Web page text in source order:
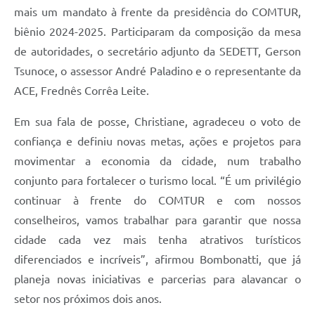
mais um mandato à frente da presidência do COMTUR,
biênio 2024-2025. Participaram da composição da mesa
de autoridades, o secretário adjunto da SEDETT, Gerson
Tsunoce, o assessor André Paladino e o representante da
ACE, Frednês Corrêa Leite.
Em sua fala de posse, Christiane, agradeceu o voto de
confiança e definiu novas metas, ações e projetos para
movimentar a economia da cidade, num trabalho
conjunto para fortalecer o turismo local. “É um privilégio
continuar à frente do COMTUR e com nossos
conselheiros, vamos trabalhar para garantir que nossa
cidade cada vez mais tenha atrativos turísticos
diferenciados e incríveis”, afirmou Bombonatti, que já
planeja novas iniciativas e parcerias para alavancar o
setor nos próximos dois anos.